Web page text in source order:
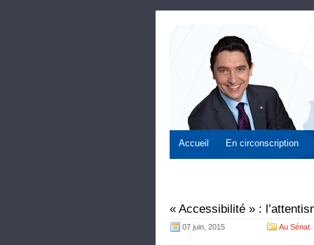
Accueil En circonscription
« Accessibilité » :
07 juin, 2015 Au Sénat